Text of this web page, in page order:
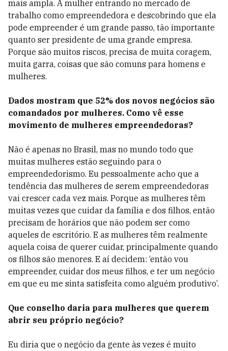
mais ampla. A mulher entrando no mercado de
trabalho como empreendedora e descobrindo que ela
pode empreender é um grande passo, tão importante
quanto ser presidente de uma grande empresa.
Porque são muitos riscos, precisa de muita coragem,
muita garra, coisas que são comuns para homens e
mulheres.
Dados mostram que 52% dos novos negócios são
comandados por mulheres. Como vê esse
movimento de mulheres empreendedoras?
Não é apenas no Brasil, mas no mundo todo que
muitas mulheres estão seguindo para o
empreendedorismo. Eu pessoalmente acho que a
tendência das mulheres de serem empreendedoras
vai crescer cada vez mais. Porque as mulheres têm
muitas vezes que cuidar da família e dos filhos, então
precisam de horários que não podem ser como
aqueles de escritório. E as mulheres têm realmente
aquela coisa de querer cuidar, principalmente quando
os filhos são menores. E aí decidem: ‘então vou
empreender, cuidar dos meus filhos, e ter um negócio
em que eu me sinta satisfeita como alguém produtivo’.
Que conselho daria para mulheres que querem
abrir seu próprio negócio?
Eu diria que o negócio da gente às vezes é muito